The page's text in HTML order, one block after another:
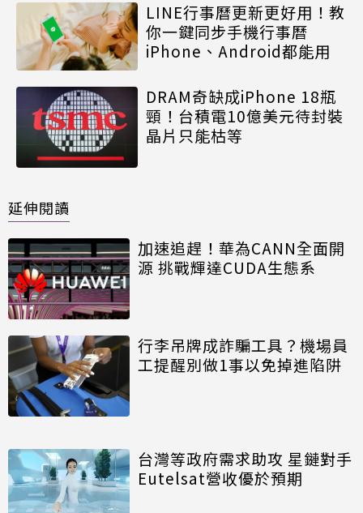
LINE行事曆更新更好用！教
你一鍵同步手機行事曆
iPhone、Android都能用
DRAM奇缺成iPhone 18瓶
頸！台積電10億美元待封裝
晶片只能枯等
延伸閱讀
加速追趕！華為CANN全面開
源 挑戰輝達CUDA生態系
行李吊牌成詐騙工具？機場員
工提醒別做1事以免掉進陷阱
台灣等政府需求助攻 星鏈對手
Eutelsat營收優於預期